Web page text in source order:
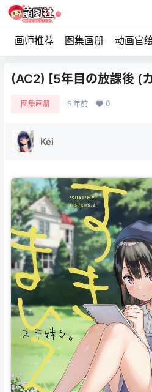
画师推荐 图集画册 动画官
(AC2) [5年目の放課後 (
图集画册 5 年前 0
Kei